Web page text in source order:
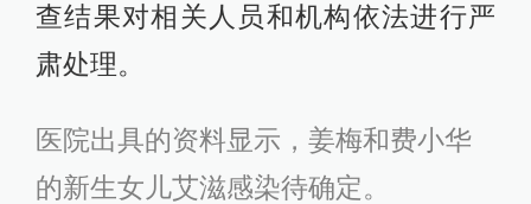
查结果对相关人员和机构依法进行严
肃处理。
医院出具的资料显示，姜梅和费小华
的新生女儿艾滋感染待确定。